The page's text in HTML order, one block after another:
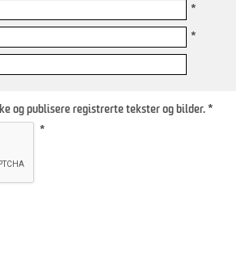
*
*
og publisere registrerte tekster og bilder. *
*